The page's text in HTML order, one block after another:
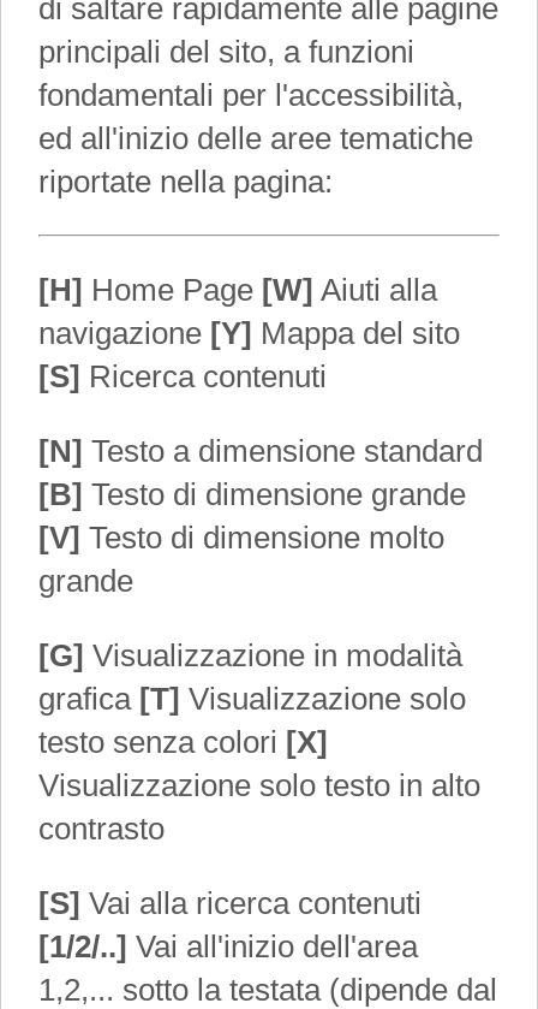
di saltare rapidamente alle pagine
principali del sito, a funzioni
fondamentali per l'accessibilità,
ed all'inizio delle aree tematiche
riportate nella pagina:
[H] Home Page [W] Aiuti alla
navigazione [Y] Mappa del sito
[S] Ricerca contenuti
[N] Testo a dimensione standard
[B] Testo di dimensione grande
[V] Testo di dimensione molto
grande
[G] Visualizzazione in modalità
grafica [T] Visualizzazione solo
testo senza colori [X]
Visualizzazione solo testo in alto
contrasto
[S] Vai alla ricerca contenuti
[1/2/..] Vai all'inizio dell'area
1,2,... sotto la testata (dipende dal